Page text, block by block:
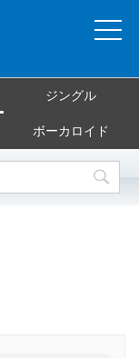
ジングル
ボーカロイド